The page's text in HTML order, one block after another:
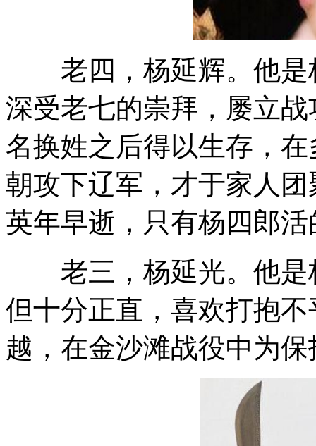
老四，杨延辉。他是
深受老七的崇拜，屡立
名换姓之后得以生存，
朝攻下辽军，才于家人
英年早逝，只有杨四郎
老三，杨延光。他是
但十分正直，喜欢打抱
越，在金沙滩战役中为